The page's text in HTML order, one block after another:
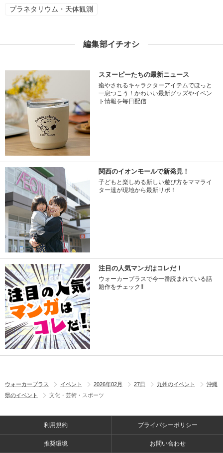
プラネタリウム・天体観測
編集部イチオシ
スヌーピーたちの最新ニュース
癒やされるキャラクターアイテムでほっと
一息つこう！かわいい最新グッズやイベン
ト情報を毎日配信
関西のイオンモールで新発見！
子どもと楽しめる新しい遊び方をママライ
ター達が現地から最新リポ！
注目の人気マンガはコレだ！
ウォーカープラスで今一番読まれている話
題作をチェック!!
ウォーカープラス イベント 2026年02月 27日 九州のイベント
沖縄
県のイベント
文化・芸術・スポーツ
利用規約 プライバシーポリシー
推奨環境 お問い合わせ